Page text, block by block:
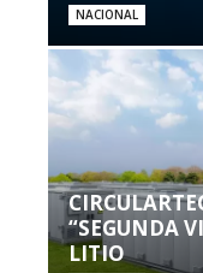
NACIONAL
“SEGUNDA
LITIO